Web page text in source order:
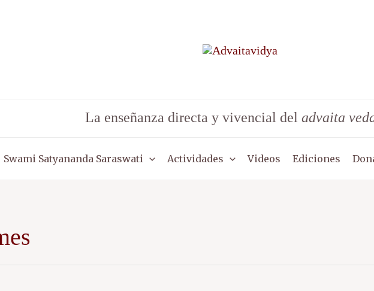
La enseñanza directa y vivencial del advaita
Swami Satyananda Saraswati Actividades Videos Ediciones